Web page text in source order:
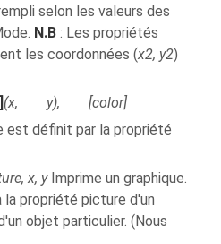
selon les valeurs des
N.B : Les propriétés
les coordonnées (x2, y2)
(x, y), [color]
est définit par la propriété
x, yImprime un graphique.
propriété picture d'un
objet particulier. (Nous